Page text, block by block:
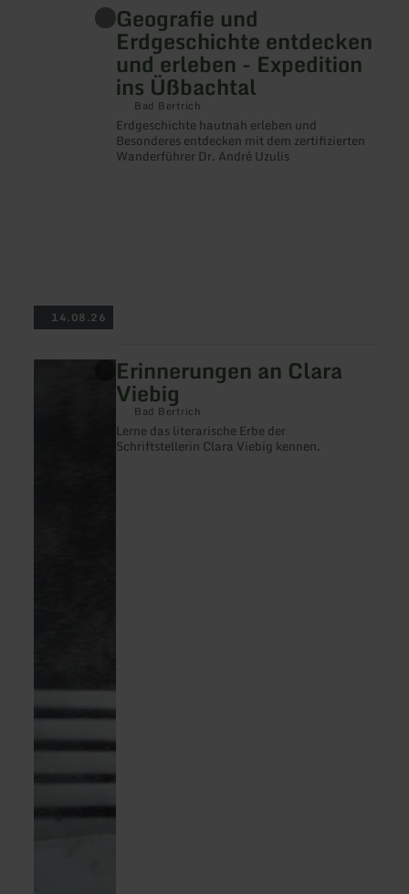
14.08.26
Geografie und
Erdgeschichte entdecken
und erleben - Expedition
ins Üßbachtal
Bad Bertrich
Erdgeschichte hautnah erleben und
Besonderes entdecken mit dem zertifizierten
Wanderführer Dr. André Uzulis
Erinnerungen an Clara
Viebig
Bad Bertrich
Lerne das literarische Erbe der
Schriftstellerin Clara Viebig kennen.